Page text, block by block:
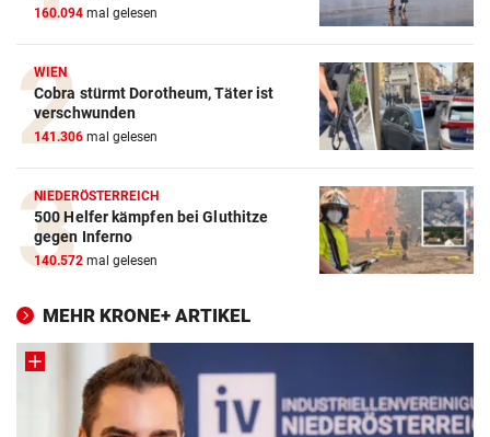
160.094 mal gelesen
WIEN
Cobra stürmt Dorotheum, Täter ist
verschwunden
141.306 mal gelesen
NIEDERÖSTERREICH
500 Helfer kämpfen bei Gluthitze
gegen Inferno
140.572 mal gelesen
MEHR KRONE+ ARTIKEL